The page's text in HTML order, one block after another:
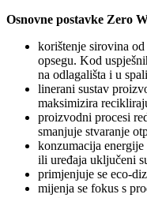
Osnovne postavke Zero
korištenje sirovina
opsegu. Kod
na odlagališta i u
linerani sustav
maksimizira
proizvodni procesi
smanjuje stvaranje
konzumacija
ili uređaja uključeni
primjenjuje se eco-
mijenja se fokus s